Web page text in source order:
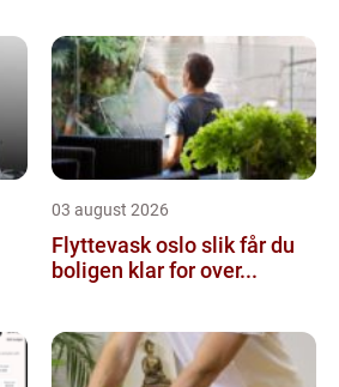
03 august 2026
Flyttevask oslo slik får du
boligen klar for over...